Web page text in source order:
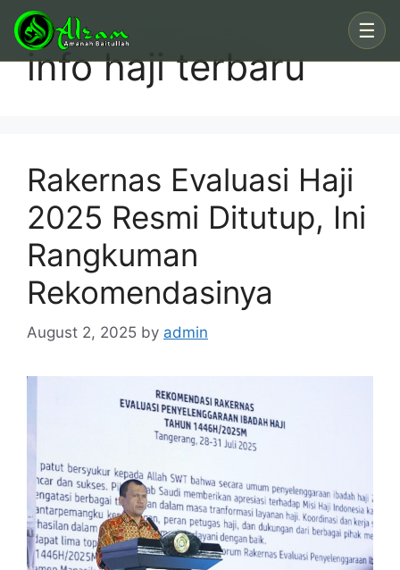
☰
Skip
contentinfo haji terbaru
Rakernas Evaluasi Haji
2025 Resmi Ditutup, Ini
Rangkuman
Rekomendasinya
August 2, 2025 by admin